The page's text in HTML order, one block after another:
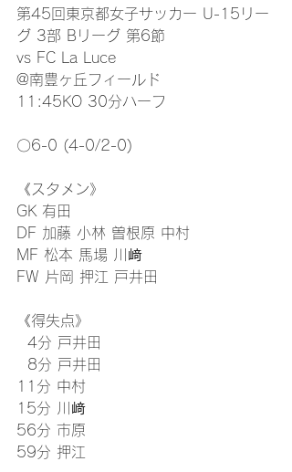
第45回東京都女子サッカー U-15リー
グ 3部 Bリーグ 第6節
vs FC La Luce
@南豊ヶ丘フィールド
11:45KO 30分ハーフ
〇6-0 (4-0/2-0)
《スタメン》
GK 有田
DF 加藤 小林 曽根原 中村
MF 松本 馬場 川﨑
FW 片岡 押江 戸井田
《得失点》
  4分 戸井田
  8分 戸井田
11分 中村
15分 川﨑
56分 市原
59分 押江